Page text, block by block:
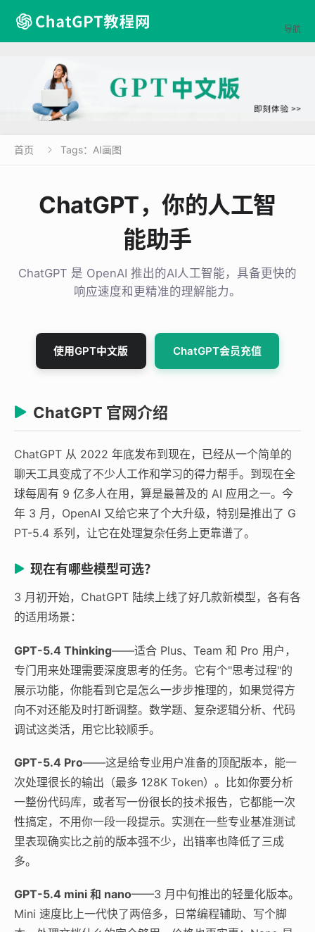
导航
首页  Tags：AI画图
ChatGPT，你的人工智
能助手
ChatGPT 是 OpenAI 推出的AI人工智能，具备更快的
响应速度和更精准的理解能力。
使用GPT中文版 ChatGPT会员充值
ChatGPT 官网介绍
ChatGPT 从 2022 年底发布到现在，已经从一个简单的
聊天工具变成了不少人工作和学习的得力帮手。到现在全
球每周有 9 亿多人在用，算是最普及的 AI 应用之一。今
年 3 月，OpenAI 又给它来了个大升级，特别是推出了 G
PT-5.4 系列，让它在处理复杂任务上更靠谱了。
现在有哪些模型可选？
3 月初开始，ChatGPT 陆续上线了好几款新模型，各有各
的适用场景：
GPT-5.4 Thinking——适合 Plus、Team 和 Pro 用户，
专门用来处理需要深度思考的任务。它有个"思考过程"的
展示功能，你能看到它是怎么一步步推理的，如果觉得方
向不对还能及时打断调整。数学题、复杂逻辑分析、代码
调试这类活，用它比较顺手。
GPT-5.4 Pro——这是给专业用户准备的顶配版本，能一
次处理很长的输出（最多 128K Token）。比如你要分析
一整份代码库，或者写一份很长的技术报告，它都能一次
性搞定，不用你一段一段提示。实测在一些专业基准测试
里表现确实比之前的版本强不少，出错率也降低了三成
多。
GPT-5.4 mini 和 nano——3 月中旬推出的轻量化版本。
Mini 速度比上一代快了两倍多，日常编程辅助、写个脚